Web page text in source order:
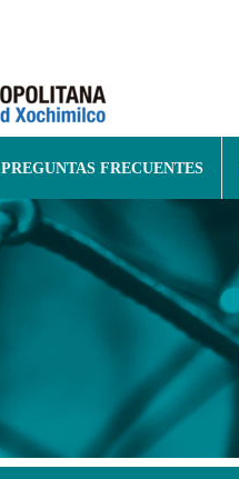
PREGUNTAS FRECUENTES